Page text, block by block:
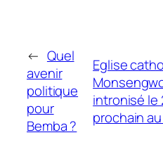
← Quel
avenir
politique
pour
Bemba ?
Eglise
intronisé le
prochain